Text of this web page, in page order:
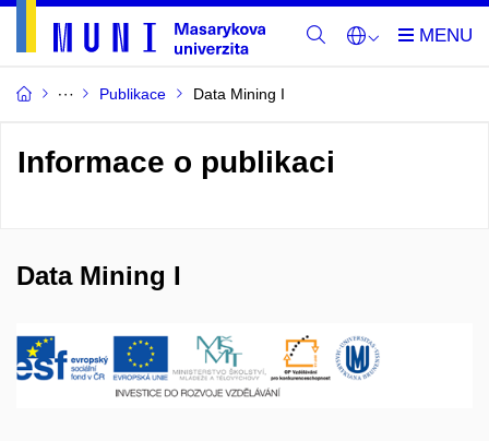
Publikace Data Mining I
Informace o publikaci
Data Mining I